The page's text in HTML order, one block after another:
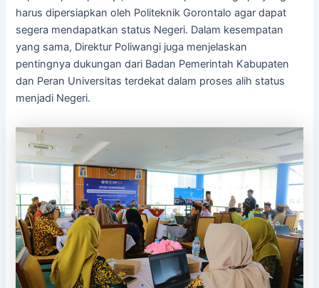
harus dipersiapkan oleh Politeknik Gorontalo agar dapat
segera mendapatkan status Negeri. Dalam kesempatan
yang sama, Direktur Poliwangi juga menjelaskan
pentingnya dukungan dari Badan Pemerintah Kabupaten
dan Peran Universitas terdekat dalam proses alih status
menjadi Negeri.